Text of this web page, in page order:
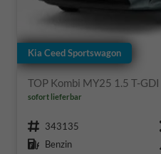
Kia Ceed Sportswagon
TOP Kombi MY25 1.5 T-
sofort lieferbar
Fahrzeugnr. 343135
Kraftstoff Benzin